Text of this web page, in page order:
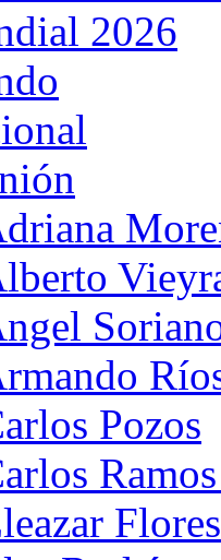
2026
Pozos
Flores